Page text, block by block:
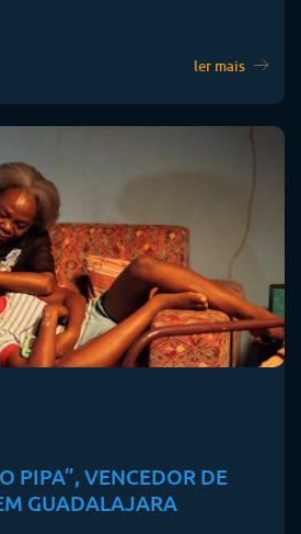
ler mais
PIPA”, VENCEDOR DE
GUADALAJARA